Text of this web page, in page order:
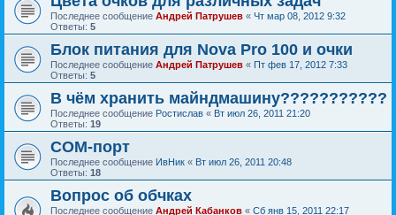
Последнее сообщение Андрей Патрушев « Чт мар 08, 2012 9:32
Ответы: 5
Блок питания для Nova Pro 100 и очки
Последнее сообщение Андрей Патрушев « Пт фев 17, 2012 7:33
Ответы: 5
В чём хранить майндмашину???????????
Последнее сообщение Ростислав « Вт июл 26, 2011 21:20
Ответы: 19
COM-порт
Последнее сообщение ИвНик « Вт июл 26, 2011 20:48
Ответы: 18
Вопрос об обчках
Последнее сообщение Андрей Кабанков « Сб янв 15, 2011 22:17